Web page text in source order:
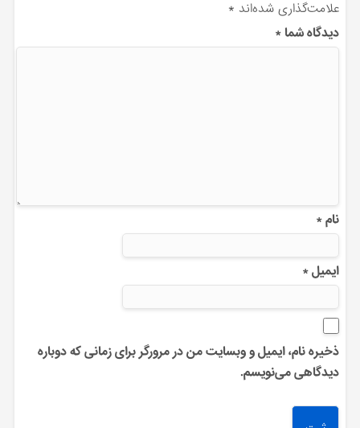
علامت‌گذاری شده‌اند *
دیدگاه شما*
نام*
ایمیل*
ذخیره نام، ایمیل و وبسایت من در مرورگر برای زمانی که دوباره
دیدگاهی می‌نویسم.